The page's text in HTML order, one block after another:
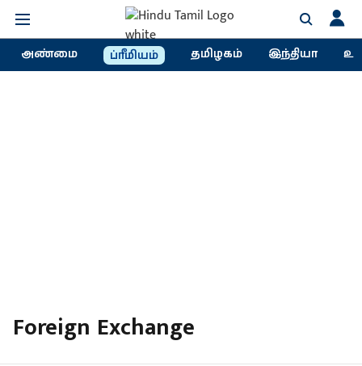
அண்மை ப்ரீமியம் தமிழகம் இந்தியா
Foreign Exchange